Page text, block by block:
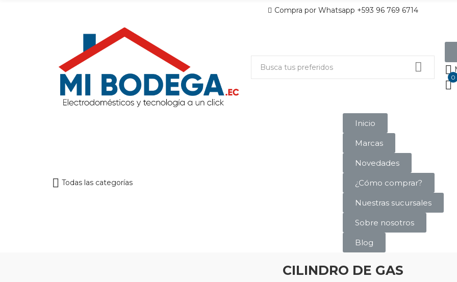
Compra por Whatsapp +593 96 769 6714
0
Todas las categorías
Inicio
Marcas
Novedades
¿Cómo comprar?
Nuestras sucursales
Sobre nosotros
Blog
CILINDRO DE GAS